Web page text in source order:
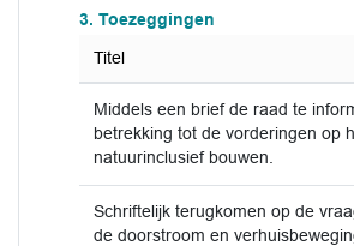
3. Toezeggingen
Titel
Middels een brief de raad te
betrekking tot de vorderingen op
natuurinclusief bouwen.
Schriftelijk terugkomen op de
de doorstroom en